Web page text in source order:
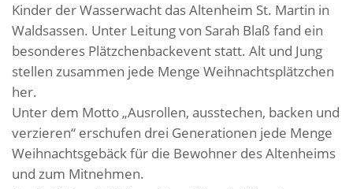
Kinder der Wasserwacht das Altenheim St. Martin in
Waldsassen. Unter Leitung von Sarah Blaß fand ein
besonderes Plätzchenbackevent statt. Alt und Jung
stellen zusammen jede Menge Weihnachtsplätzchen
her.
Unter dem Motto „Ausrollen, ausstechen, backen und
verzieren“ erschufen drei Generationen jede Menge
Weihnachtsgebäck für die Bewohner des Altenheims
und zum Mitnehmen.